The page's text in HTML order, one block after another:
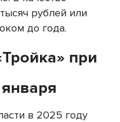
рублей или
до года.
при
в 2025 году